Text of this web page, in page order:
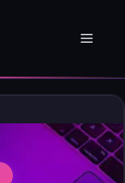
Menü